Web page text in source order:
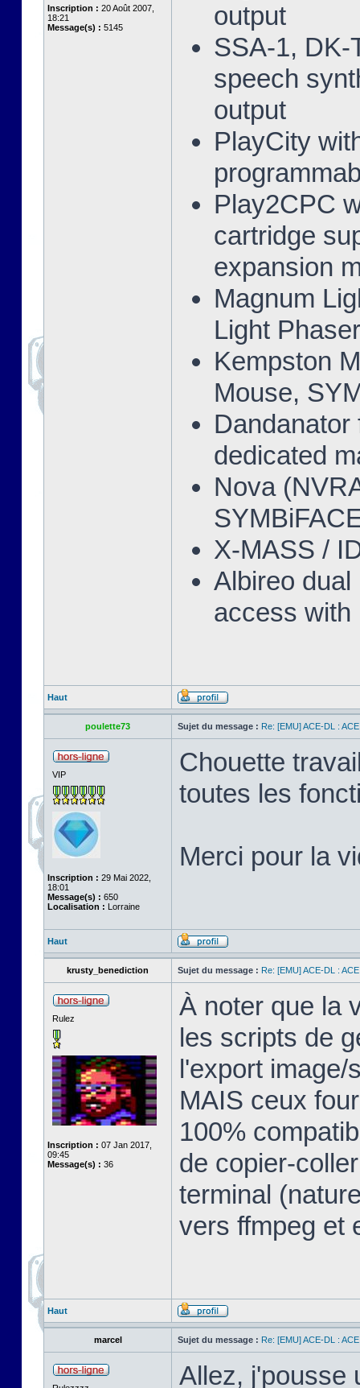
Inscription : 20 Août 2007,
18:21
Message(s) : 5145
output
SSA-1, DK-
speech
output
PlayCity
Play2CPC
cartridge
expansion
Magnum
Light
Kempston
Mouse,
dedicated
Nova
X-MASS /
Albireo
access with
Haut
poulette73 Sujet du message : Re: [EMU] ACE-DL :
VIP
Inscription : 29 Mai 2022,
18:01
Message(s) : 650
Localisation : Lorraine
Chouette
toutes les
Merci pour la
Haut
krusty_benediction Sujet du message : Re: [EMU] ACE-DL :
Rulez
Inscription : 07 Jan 2017,
09:45
Message(s) : 36
À noter que la
les scripts de
l'export image/
MAIS ceux
100%
de copier-
terminal
vers ffmpeg et
Haut
marcel Sujet du message : Re: [EMU] ACE-DL :
Allez, j'pousse